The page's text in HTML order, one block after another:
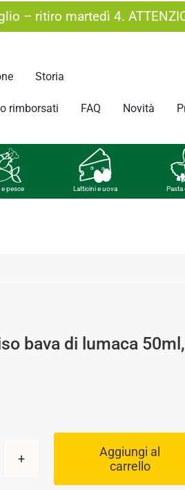
– ritiro martedì 4.
Storia
rimborsati FAQ Novità
e pesce Latticini e uova Pasta
bava di lumaca 50ml,
Aggiungi al
carrello